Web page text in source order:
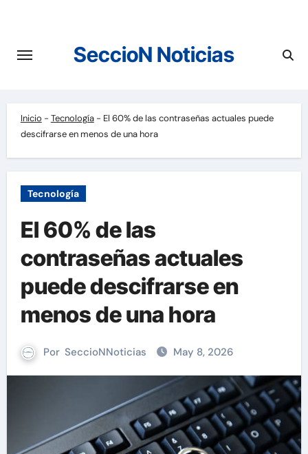
contenido
SeccioN Noticias
Inicio - Tecnología- El 60% de las contraseñas actuales puede
descifrarse en menos de una hora
Tecnología
El 60% de las
contraseñas actuales
puede descifrarse en
menos de una hora
Por SeccioNNoticias May 8, 2026